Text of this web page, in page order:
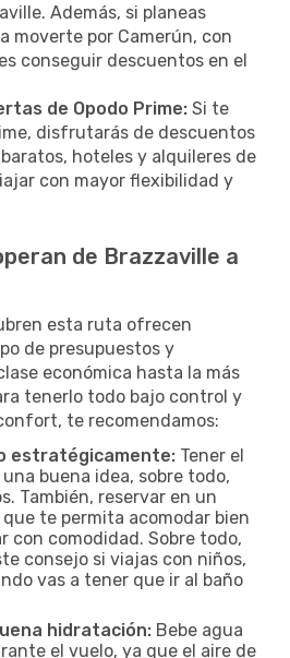
Además, si planeas
moverte por Camerún, con
conseguir descuentos en el
de Opodo Prime: Si te
disfrutarás de descuentos
hoteles y alquileres de
con mayor flexibilidad y
de Brazzaville a
esta ruta ofrecen
de presupuestos y
económica hasta la más
tenerlo todo bajo control y
te recomendamos:
estratégicamente: Tener el
buena idea, sobre todo,
También, reservar en un
que te permita acomodar bien
con comodidad. Sobre todo,
consejo si viajas con niños,
vas a tener que ir al baño
hidratación: Bebe agua
el vuelo, ya que el aire de